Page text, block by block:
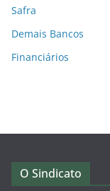
Safra
Demais Bancos
Financiários
O Sindicato